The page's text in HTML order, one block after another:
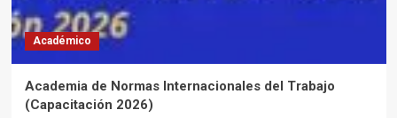
Académico
Academia de Normas Internacionales del Trabajo
(Capacitación 2026)